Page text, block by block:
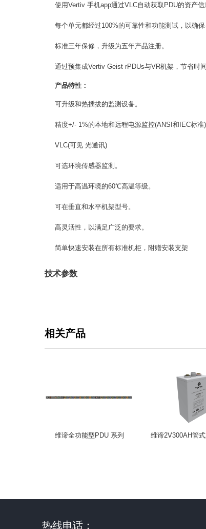
使用Vertiv 手机app通过VLC自动获取PDU的资产
每个单元都经过100%的可靠性和功能测试，以确保
标准三年保修，升级为五年产品注册。
通过预集成Vertiv Geist rPDUs与VR机架，节省时间
产品特性：
可升级和热插拔的监测设备。
精度+/- 1%的本地和远程电源监控(ANSI和IEC标准)
VLC(可见 光通讯)
可选环境传感器监测。
适用于高温环境的60℃高温等级。
可在垂直和水平机架型号。
高灵活性，以满足广泛的要求。
简单快速安装在所有标准机柜，附赠安装支架
技术参数
相关产品
维谛全功能型PDU 系列
维谛2V300AH管
热线电话：